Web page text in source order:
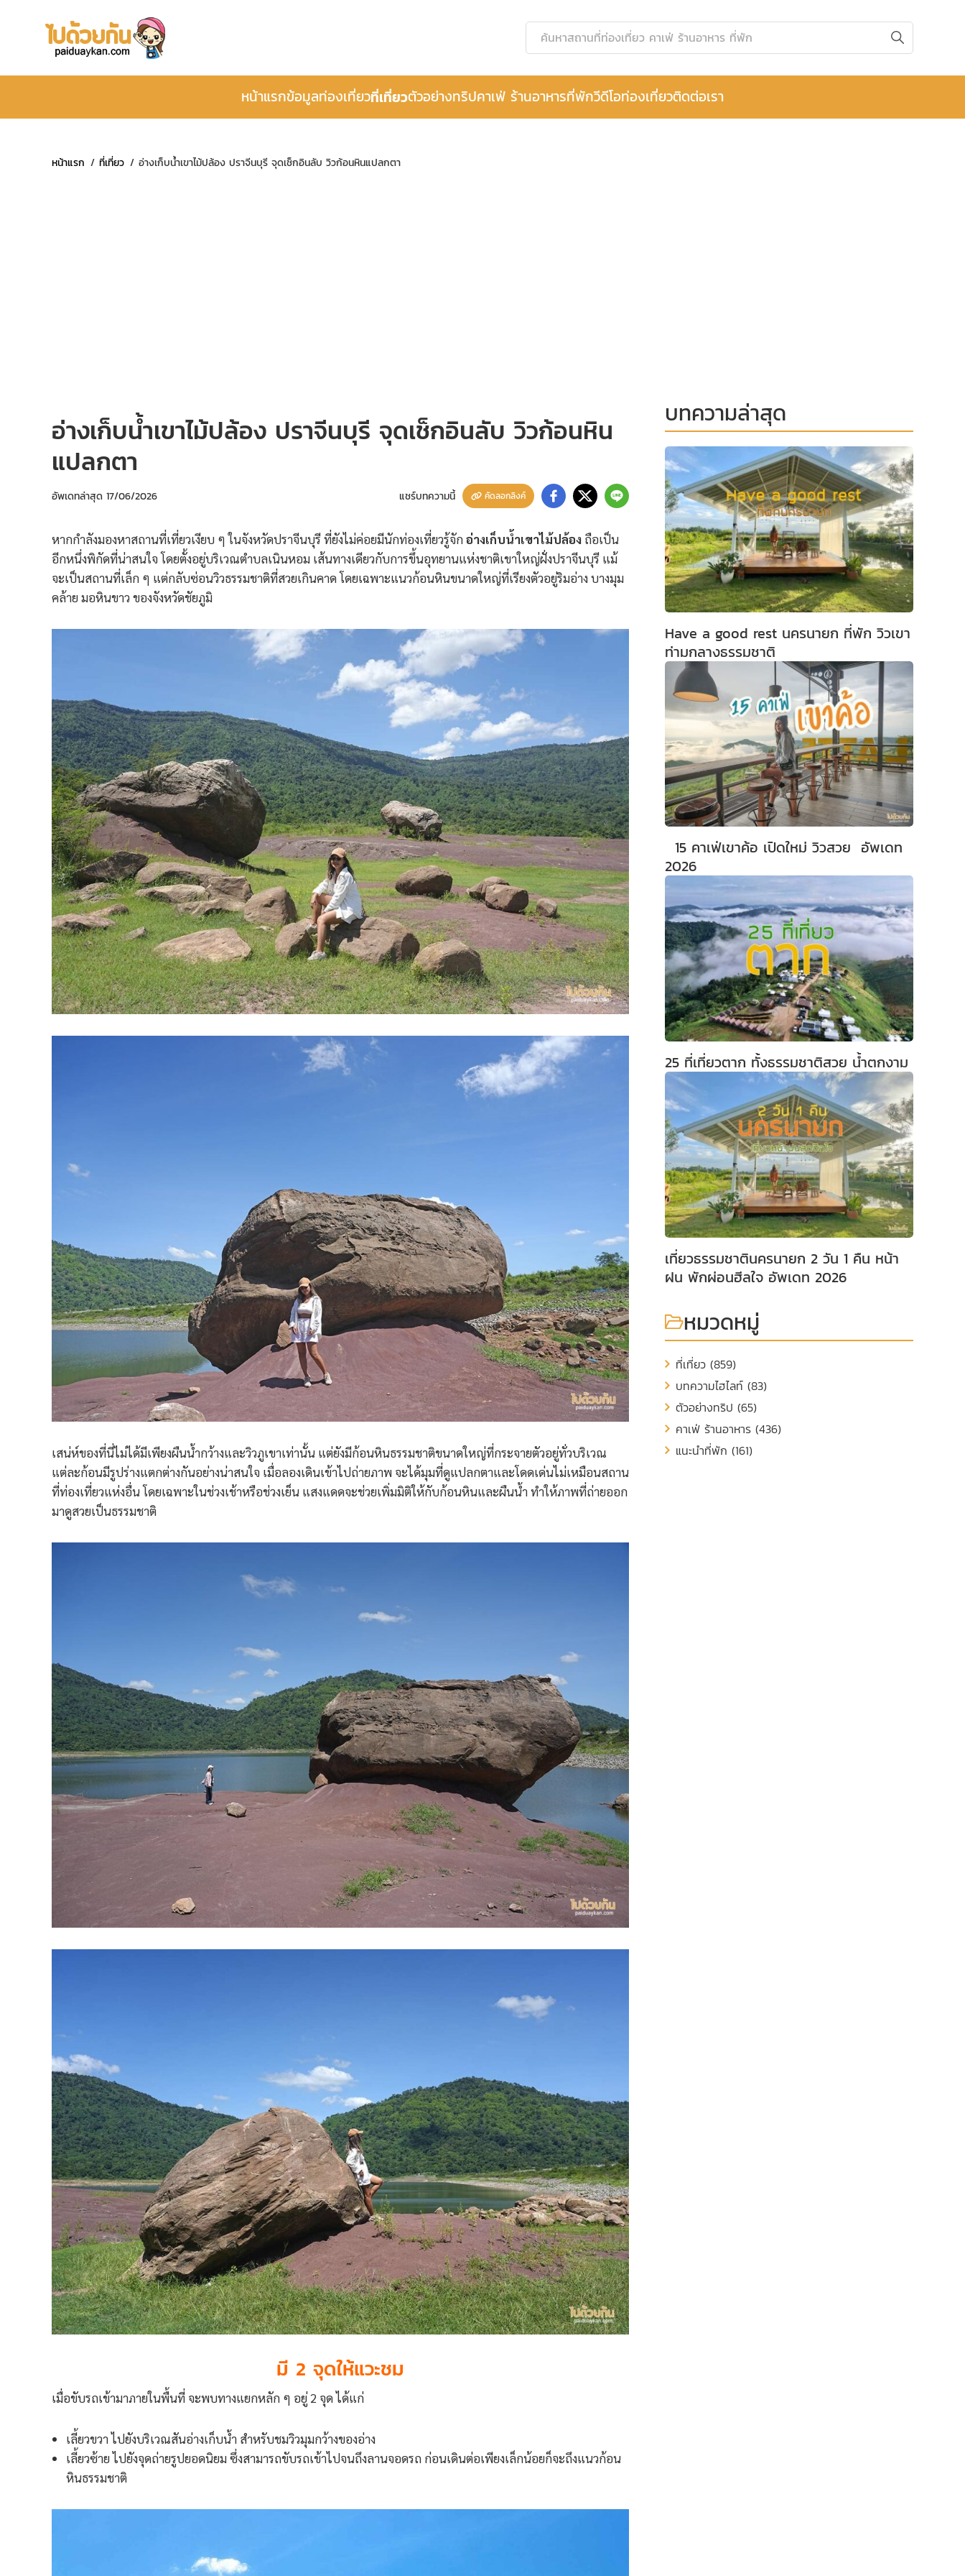
หน้าแรกข้อมูลท่องเที่ยวที่เที่ยวตัวอย่างทริปคาเฟ่ ร้านอาหารที่พักวีดีโอท่องเที่ยวติดต่อเรา
หน้าแรก ที่เที่ยว อ่างเก็บน้ำเขาไม้ปล้อง ปราจีนบุรี จุดเช็กอินลับ วิวก้อนหินแปลกตา
อ่างเก็บน้ำเขาไม้ปล้อง ปราจีนบุรี จุดเช็กอินลับ วิวก้อนหิน
แปลกตา
อัพเดทล่าสุด 17/06/2026 แชร์บทความนี้ คัดลอกลิงค์
หากกำลังมองหาสถานที่เที่ยวเงียบ ๆ ในจังหวัดปราจีนบุรี ที่ยังไม่ค่อยมีนักท่องเที่ยวรู้จัก อ่างเก็บน้ำเขาไม้ปล้อง ถือเป็น
อีกหนึ่งพิกัดที่น่าสนใจ โดยตั้งอยู่บริเวณตำบลเนินหอม เส้นทางเดียวกับการขึ้นอุทยานแห่งชาติเขาใหญ่ฝั่งปราจีนบุรี แม้
จะเป็นสถานที่เล็ก ๆ แต่กลับซ่อนวิวธรรมชาติที่สวยเกินคาด โดยเฉพาะแนวก้อนหินขนาดใหญ่ที่เรียงตัวอยู่ริมอ่าง บางมุม
คล้าย มอหินขาว ของจังหวัดชัยภูมิ
เสน่ห์ของที่นี่ไม่ได้มีเพียงผืนน้ำกว้างและวิวภูเขาเท่านั้น แต่ยังมีก้อนหินธรรมชาติขนาดใหญ่ที่กระจายตัวอยู่ทั่วบริเวณ
แต่ละก้อนมีรูปร่างแตกต่างกันอย่างน่าสนใจ เมื่อลองเดินเข้าไปถ่ายภาพ จะได้มุมที่ดูแปลกตาและโดดเด่นไม่เหมือนสถาน
ที่ท่องเที่ยวแห่งอื่น โดยเฉพาะในช่วงเช้าหรือช่วงเย็น แสงแดดจะช่วยเพิ่มมิติให้กับก้อนหินและผืนน้ำ ทำให้ภาพที่ถ่ายออก
มาดูสวยเป็นธรรมชาติ
มี 2 จุดให้แวะชม
เมื่อขับรถเข้ามาภายในพื้นที่ จะพบทางแยกหลัก ๆ อยู่ 2 จุด ได้แก่
เลี้ยวขวา ไปยังบริเวณสันอ่างเก็บน้ำ สำหรับชมวิวมุมกว้างของอ่าง
เลี้ยวซ้าย ไปยังจุดถ่ายรูปยอดนิยม ซึ่งสามารถขับรถเข้าไปจนถึงลานจอดรถ ก่อนเดินต่อเพียงเล็กน้อยก็จะถึงแนวก้อน
หินธรรมชาติ
บทความล่าสุด
Have a good rest นครนายก ที่พัก วิวเขา
ท่ามกลางธรรมชาติ
15 คาเฟ่เขาค้อ เปิดใหม่ วิวสวย อัพเดท
2026
25 ที่เที่ยวตาก ทั้งธรรมชาติสวย น้ำตกงาม
เที่ยวธรรมชาตินครนายก 2 วัน 1 คืน หน้า
ฝน พักผ่อนฮีลใจ อัพเดท 2026
หมวดหมู่
ที่เที่ยว (859)
บทความไฮไลท์ (83)
ตัวอย่างทริป (65)
คาเฟ่ ร้านอาหาร (436)
แนะนำที่พัก (161)